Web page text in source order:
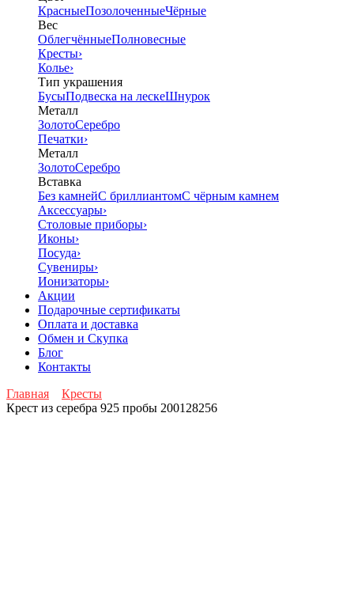
КрасныеПозолоченныеЧёрные
Вес
ОблегчённыеПолновесные
Кресты›
Колье›
Тип украшения
БусыПодвеска на лескеШнурок
Металл
ЗолотоСеребро
Печатки›
Металл
ЗолотоСеребро
Вставка
Без камнейС бриллиантомС чёрным камнем
Аксессуары›
Столовые приборы›
Иконы›
Посуда›
Сувениры›
Ионизаторы›
Акции
Подарочные сертификаты
Оплата и доставка
Обмен и Скупка
Блог
Контакты
Главная
Кресты
Крест из серебра 925 пробы 200128256